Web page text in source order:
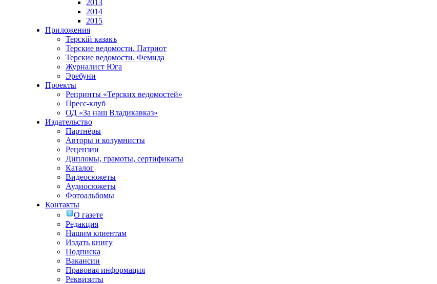
2013
2014
2015
Приложения
Терскiй казакъ
Терские ведомости. Патриот
Терские ведомости. Фемида
Журналист Юга
Эребуни
Проекты
Репринты «Терских ведомостей»
Пресс-клуб
ОД «За наш Владикавказ»
Издательство
Партнёры
Авторы и колумнисты
Рецензии
Дипломы, грамоты, сертификаты
Каталог
Видеосюжеты
Аудиосюжеты
Фотоальбомы
Контакты
О газете
Редакция
Нашим клиентам
Издать книгу
Подписка
Вакансии
Правовая информация
Реквизиты